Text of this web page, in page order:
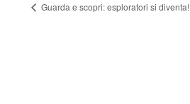
Guarda e scopri: esploratori si diventa!